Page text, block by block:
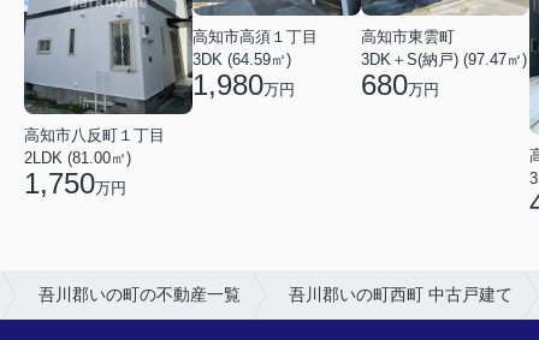
高知市八反町１丁目
2LDK (81.00㎡)
1,750万円
高知市高須１丁目
3DK (64.59㎡)
1,980万円
高知市東雲町
3DK＋S(納戸) (97.47㎡)
680万円
吾川郡いの町の不動産一覧 吾川郡いの町西町 中古戸建て